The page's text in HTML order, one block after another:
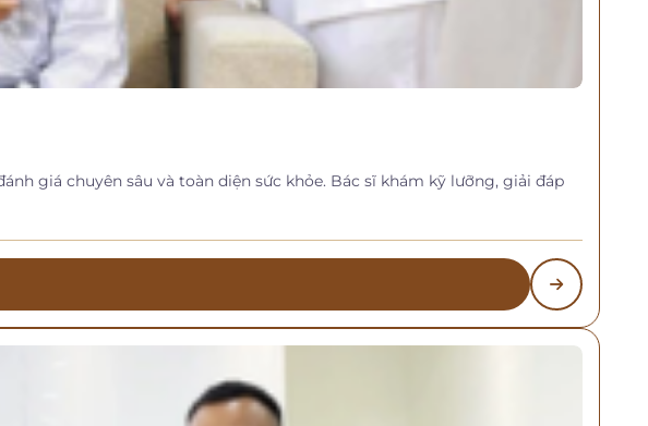
giá chuyên sâu và toàn diện sức khỏe. Bác sĩ khám kỹ lưỡng, giải đáp